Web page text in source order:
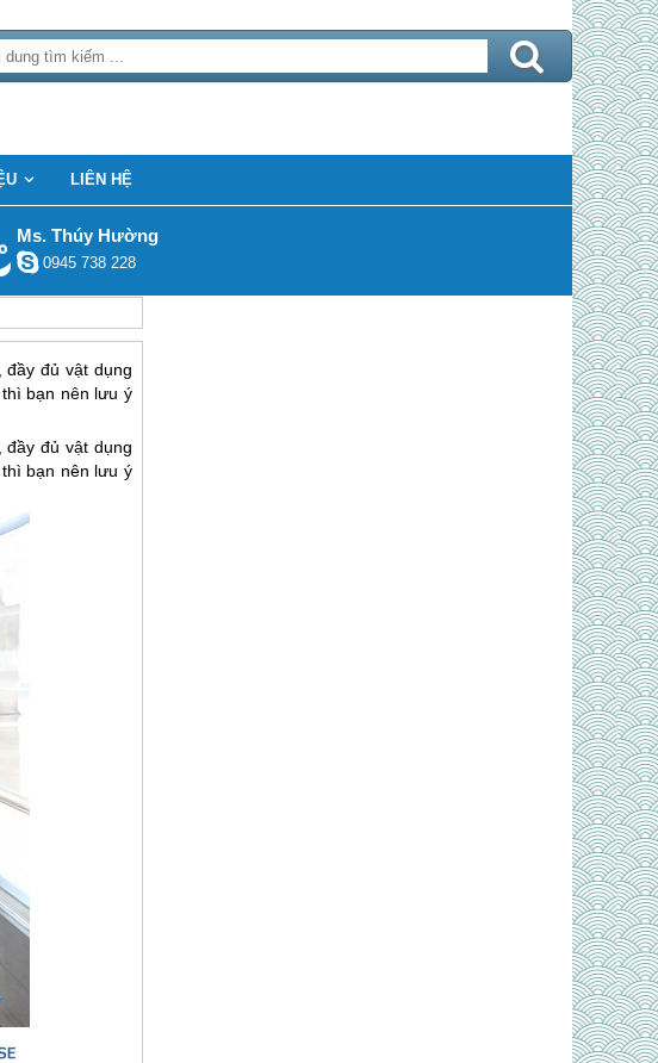
LIÊN HỆ
Ms. Thúy Hường
0945 738 228
đầy đủ vật dụng
bạn nên lưu ý
đầy đủ vật dụng
bạn nên lưu ý